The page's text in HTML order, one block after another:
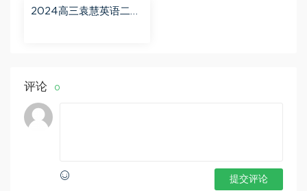
2024高三袁慧英语二轮
评论 0
提交评论